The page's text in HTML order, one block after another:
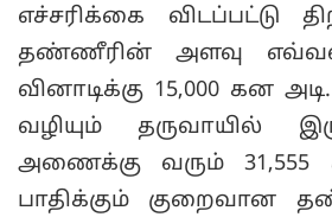
எச்சரிக்கை விடப்பட்டு
தண்ணீரின் அளவு
வினாடிக்கு 15,000 கன
வழியும் தருவாயில்
அணைக்கு வரும் 31,555
பாதிக்கும் குறைவான